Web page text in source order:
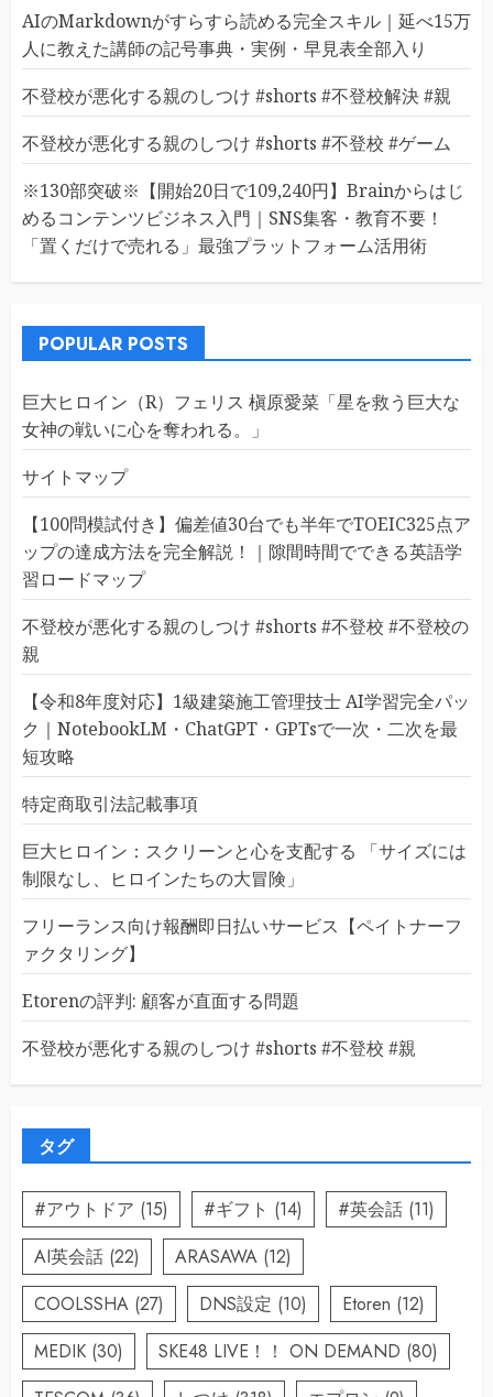
AIのMarkdownがすらすら読める完全スキル｜延べ15万
人に教えた講師の記号事典・実例・早見表全部入り
不登校が悪化する親のしつけ #shorts #不登校解決 #親
不登校が悪化する親のしつけ #shorts #不登校 #ゲーム
※130部突破※【開始20日で109,240円】Brainからはじ
めるコンテンツビジネス入門｜SNS集客・教育不要！
「置くだけで売れる」最強プラットフォーム活用術
POPULAR POSTS
巨大ヒロイン（R）フェリス 槇原愛菜「星を救う巨大な
女神の戦いに心を奪われる。」
サイトマップ
【100問模試付き】偏差値30台でも半年でTOEIC325点ア
ップの達成方法を完全解説！｜隙間時間でできる英語学
習ロードマップ
不登校が悪化する親のしつけ #shorts #不登校 #不登校の
親
【令和8年度対応】1級建築施工管理技士 AI学習完全パッ
ク｜NotebookLM・ChatGPT・GPTsで一次・二次を最
短攻略
特定商取引法記載事項
巨大ヒロイン：スクリーンと心を支配する 「サイズには
制限なし、ヒロインたちの大冒険」
フリーランス向け報酬即日払いサービス【ペイトナーフ
ァクタリング】
Etorenの評判: 顧客が直面する問題
不登校が悪化する親のしつけ #shorts #不登校 #親
タグ
#アウトドア (15) #ギフト (14) #英会話 (11)
AI英会話 (22) ARASAWA (12)
COOLSSHA (27) DNS設定 (10) Etoren (12)
MEDIK (30) SKE48 LIVE！！ ON DEMAND (80)